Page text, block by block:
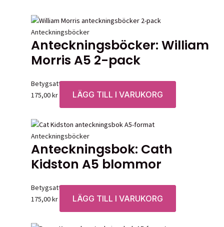
Anteckningsböcker
Anteckningsböcker: William
Morris A5 2-pack
Betygsatt0av 5
175,00kr LÄGG TILL I VARUKORG
Anteckningsböcker
Anteckningsbok: Cath
Kidston A5 blommor
Betygsatt0av 5
175,00kr LÄGG TILL I VARUKORG